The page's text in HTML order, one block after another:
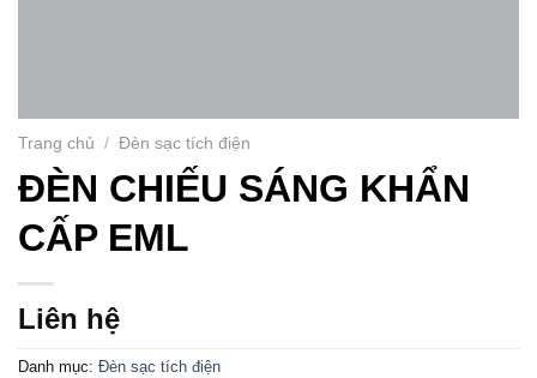
Trang chủ / Đèn sạc tích điện
ĐÈN CHIẾU SÁNG KHẨN
CẤP EML
Liên hệ
Danh mục: Đèn sạc tích điện